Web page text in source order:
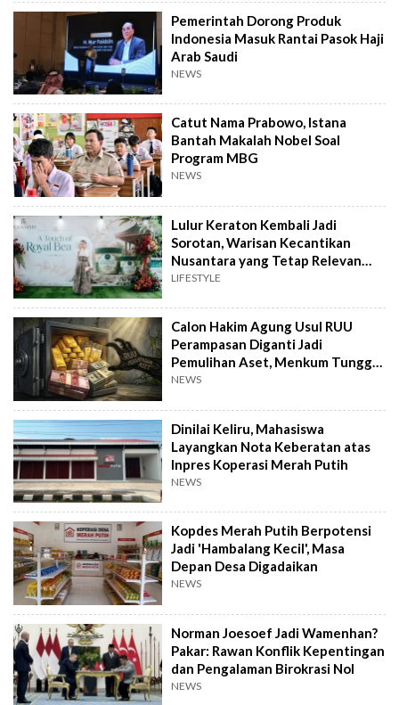
Pemerintah Dorong Produk
Indonesia Masuk Rantai Pasok Haji
Arab Saudi
NEWS
Catut Nama Prabowo, Istana
Bantah Makalah Nobel Soal
Program MBG
NEWS
Lulur Keraton Kembali Jadi
Sorotan, Warisan Kecantikan
Nusantara yang Tetap Relevan
hingga Kini
LIFESTYLE
Calon Hakim Agung Usul RUU
Perampasan Diganti Jadi
Pemulihan Aset, Menkum Tunggu
Langkah DPR
NEWS
Dinilai Keliru, Mahasiswa
Layangkan Nota Keberatan atas
Inpres Koperasi Merah Putih
NEWS
Kopdes Merah Putih Berpotensi
Jadi 'Hambalang Kecil', Masa
Depan Desa Digadaikan
NEWS
Norman Joesoef Jadi Wamenhan?
Pakar: Rawan Konflik Kepentingan
dan Pengalaman Birokrasi Nol
NEWS